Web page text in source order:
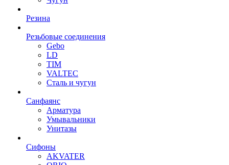
Резина
Резьбовые соединения
Gebo
LD
TIM
VALTEC
Сталь и чугун
Санфаянс
Арматура
Умывальники
Унитазы
Сифоны
AKVATER